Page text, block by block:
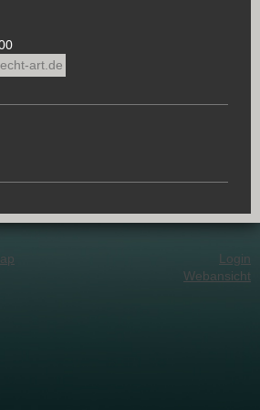
art.de
Login
Webansicht